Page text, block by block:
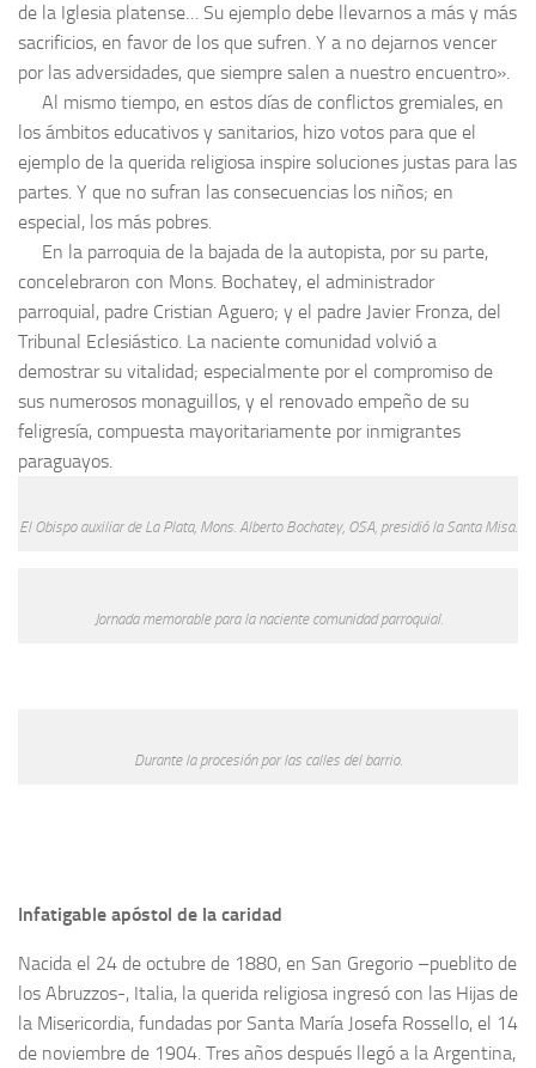
de la Iglesia platense… Su ejemplo debe llevarnos a más y más
sacrificios, en favor de los que sufren. Y a no dejarnos vencer
por las adversidades, que siempre salen a nuestro encuentro».
Al mismo tiempo, en estos días de conflictos gremiales, en
los ámbitos educativos y sanitarios, hizo votos para que el
ejemplo de la querida religiosa inspire soluciones justas para las
partes. Y que no sufran las consecuencias los niños; en
especial, los más pobres.
En la parroquia de la bajada de la autopista, por su parte,
concelebraron con Mons. Bochatey, el administrador
parroquial, padre Cristian Aguero; y el padre Javier Fronza, del
Tribunal Eclesiástico. La naciente comunidad volvió a
demostrar su vitalidad; especialmente por el compromiso de
sus numerosos monaguillos, y el renovado empeño de su
feligresía, compuesta mayoritariamente por inmigrantes
paraguayos.
El Obispo auxiliar de La Plata, Mons. Alberto Bochatey, OSA, presidió la Santa Misa.
Jornada memorable para la naciente comunidad parroquial.
Durante la procesión por las calles del barrio.
Infatigable apóstol de la caridad
Nacida el 24 de octubre de 1880, en San Gregorio –pueblito de
los Abruzzos-, Italia, la querida religiosa ingresó con las Hijas de
la Misericordia, fundadas por Santa María Josefa Rossello, el 14
de noviembre de 1904. Tres años después llegó a la Argentina,